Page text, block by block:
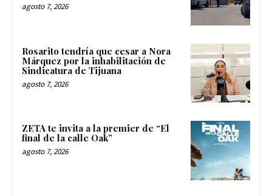
agosto 7, 2026
Rosarito tendría que cesar a Nora
Márquez por la inhabilitación de
Sindicatura de Tijuana
agosto 7, 2026
ZETA te invita a la premier de “El
final de la calle Oak”
agosto 7, 2026